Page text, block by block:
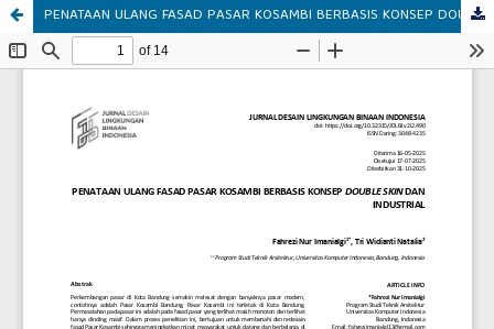
PENATAAN ULANG FASAD PASAR KOSAMBI BERBASIS KONSEP DOUBLE SKIN DAN INDUSTRIAL